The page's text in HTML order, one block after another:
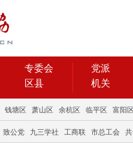
专委会
区县
党派
机关
钱塘区 萧山区 余杭区 临平区 富阳
致公党 九三学社 工商联 市总工会